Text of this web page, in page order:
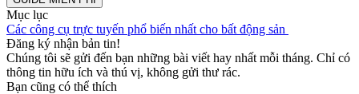
Mục lục
Các công cụ trực tuyến phổ biến nhất cho bất động sản
Đăng ký nhận bản tin!
Chúng tôi sẽ gửi đến bạn những bài viết hay nhất mỗi tháng. Chỉ có
thông tin hữu ích và thú vị, không gửi thư rác.
Bạn cũng có thể thích